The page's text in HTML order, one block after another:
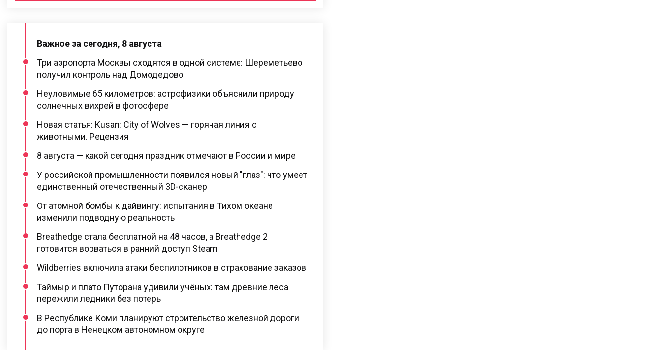
Важное за сегодня, 8 августа
Три аэропорта Москвы сходятся в одной системе: Шереметьево
получил контроль над Домодедово
Неуловимые 65 километров: астрофизики объяснили природу
солнечных вихрей в фотосфере
Новая статья: Kusan: City of Wolves — горячая линия с
животными. Рецензия
8 августа — какой сегодня праздник отмечают в России и мире
У российской промышленности появился новый "глаз": что умеет
единственный отечественный 3D-сканер
От атомной бомбы к дайвингу: испытания в Тихом океане
изменили подводную реальность
Breathedge стала бесплатной на 48 часов, а Breathedge 2
готовится ворваться в ранний доступ Steam
Wildberries включила атаки беспилотников в страхование заказов
Таймыр и плато Путорана удивили учёных: там древние леса
пережили ледники без потерь
В Республике Коми планируют строительство железной дороги
до порта в Ненецком автономном округе